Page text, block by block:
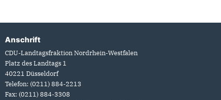
Fußbereich
Anschrift
CDU-Landtagsfraktion Nordrhein-Westfalen
Platz des Landtags 1
40221 Düsseldorf
Telefon: (0211) 884-2213
Fax: (0211) 884-3308